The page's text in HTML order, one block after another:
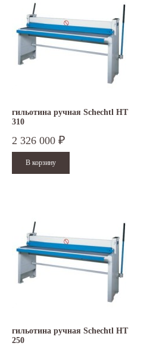
гильотина ручная Schechtl HT
310
2 326 000 ₽
гильотина ручная Schechtl HT
250